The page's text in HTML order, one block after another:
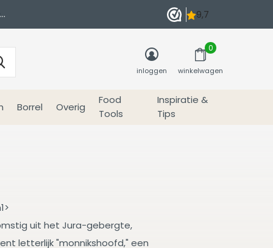
Borrel Overig
Food
Tools
Inspiratie &
Tips
inloggen winkelwagen
0
uit het Jura-gebergte,
letterlijk "monnikshoofd," een